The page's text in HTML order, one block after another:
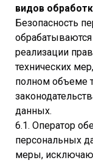
видов
Безопасность
реализации
технических
полном объеме
данных.
6.1. Оператор
персональных
меры,